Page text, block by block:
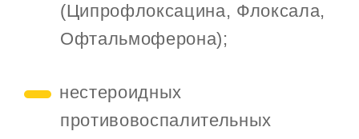
(Ципрофлоксацина, Флоксала,
Офтальмоферона);
нестероидных
противовоспалительных